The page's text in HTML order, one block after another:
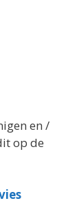
en /
op de